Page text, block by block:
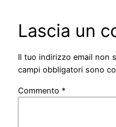
Lascia un
Il tuo indirizzo email non
campi obbligatori sono
Commento *